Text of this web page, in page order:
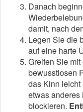
Danach
damit, nach
Legen Sie die
auf eine harte
Greifen Sie
bewusstlosen
das Kinn leicht
etwas
blockieren.